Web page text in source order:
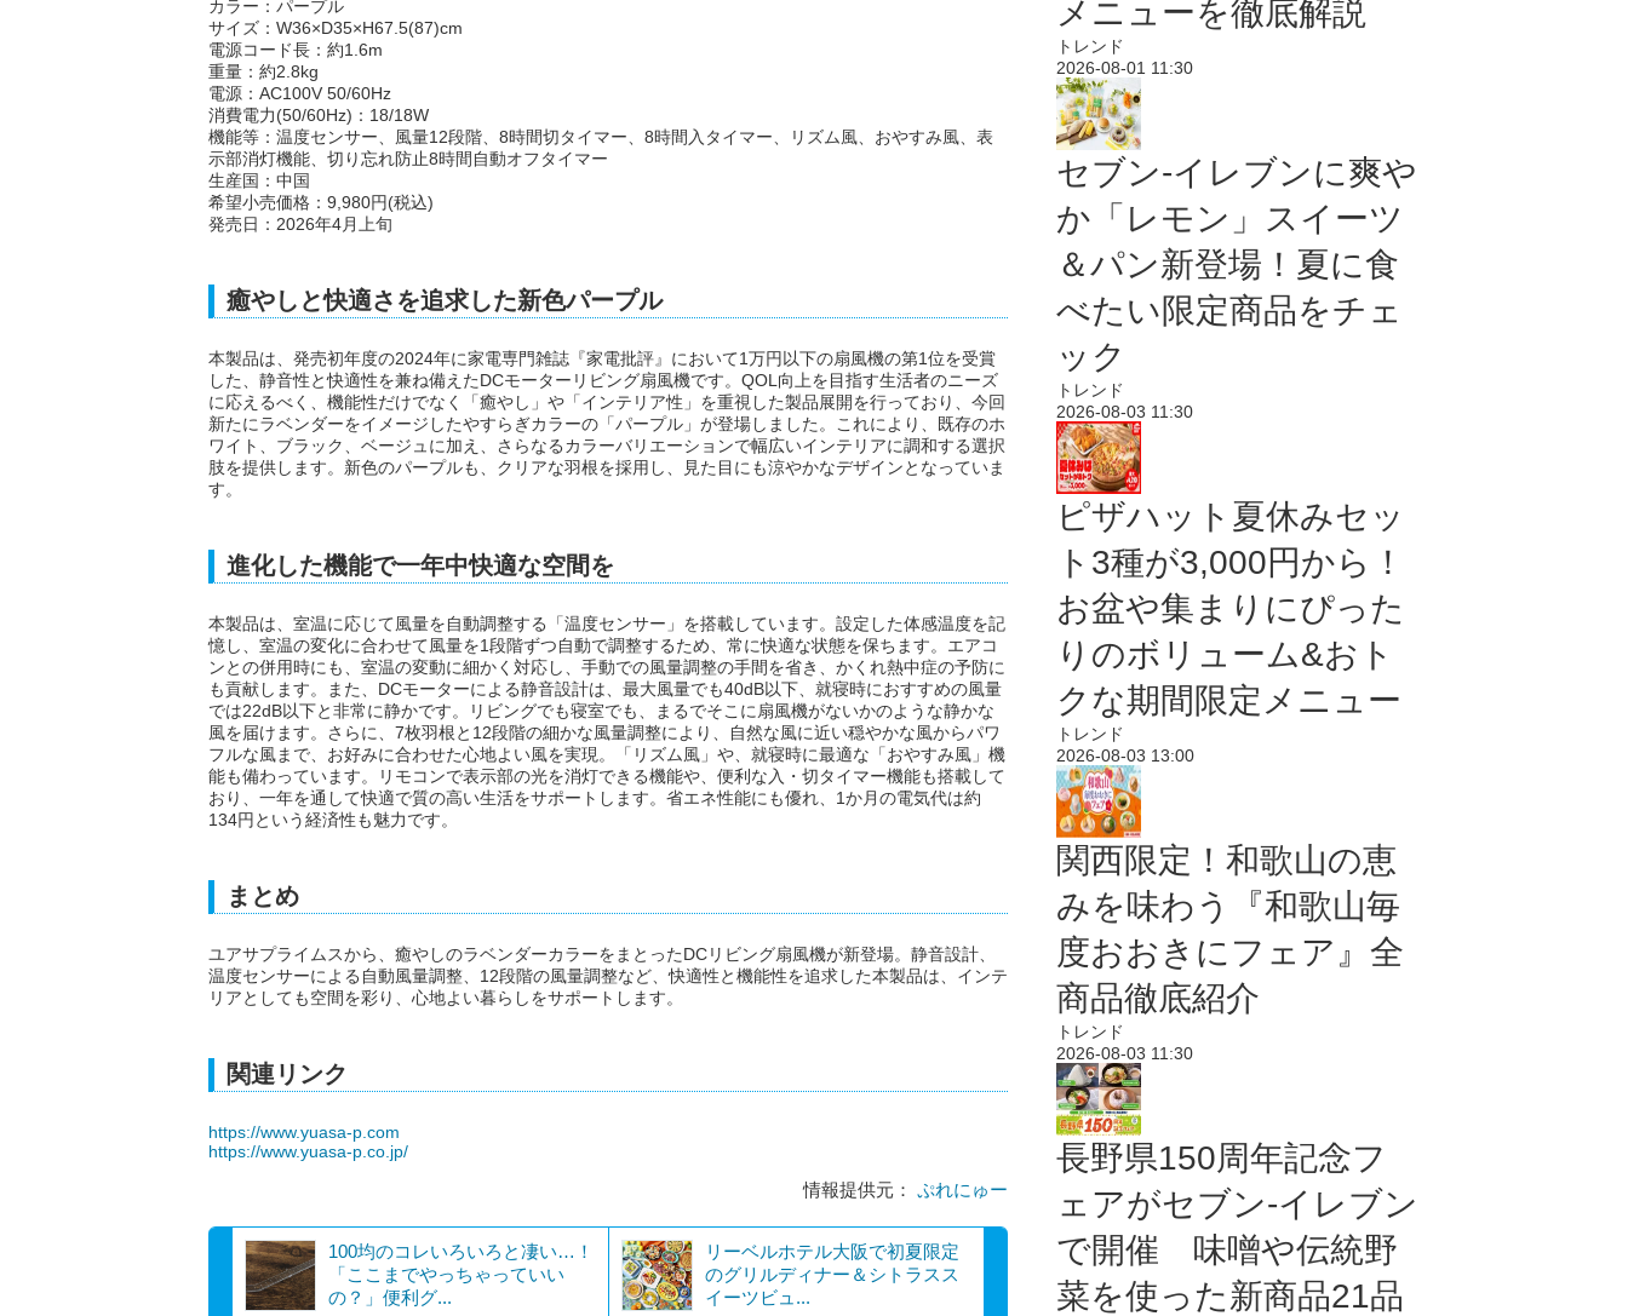
カラー：パープル
サイズ：W36×D35×H67.5(87)cm
電源コード長：約1.6m
重量：約2.8kg
電源：AC100V 50/60Hz
消費電力(50/60Hz)：18/18W
機能等：温度センサー、風量12段階、8時間切タイマー、8時間入タイマー、リズム風、おやすみ風、表
示部消灯機能、切り忘れ防止8時間自動オフタイマー
生産国：中国
希望小売価格：9,980円(税込)
発売日：2026年4月上旬
癒やしと快適さを追求した新色パープル
本製品は、発売初年度の2024年に家電専門雑誌『家電批評』において1万円以下の扇風機の第1位を受賞
した、静音性と快適性を兼ね備えたDCモーターリビング扇風機です。QOL向上を目指す生活者のニーズ
に応えるべく、機能性だけでなく「癒やし」や「インテリア性」を重視した製品展開を行っており、今回
新たにラベンダーをイメージしたやすらぎカラーの「パープル」が登場しました。これにより、既存のホ
ワイト、ブラック、ベージュに加え、さらなるカラーバリエーションで幅広いインテリアに調和する選択
肢を提供します。新色のパープルも、クリアな羽根を採用し、見た目にも涼やかなデザインとなっていま
す。
進化した機能で一年中快適な空間を
本製品は、室温に応じて風量を自動調整する「温度センサー」を搭載しています。設定した体感温度を記
憶し、室温の変化に合わせて風量を1段階ずつ自動で調整するため、常に快適な状態を保ちます。エアコ
ンとの併用時にも、室温の変動に細かく対応し、手動での風量調整の手間を省き、かくれ熱中症の予防に
も貢献します。また、DCモーターによる静音設計は、最大風量でも40dB以下、就寝時におすすめの風量
では22dB以下と非常に静かです。リビングでも寝室でも、まるでそこに扇風機がないかのような静かな
風を届けます。さらに、7枚羽根と12段階の細かな風量調整により、自然な風に近い穏やかな風からパワ
フルな風まで、お好みに合わせた心地よい風を実現。「リズム風」や、就寝時に最適な「おやすみ風」機
能も備わっています。リモコンで表示部の光を消灯できる機能や、便利な入・切タイマー機能も搭載して
おり、一年を通して快適で質の高い生活をサポートします。省エネ性能にも優れ、1か月の電気代は約
134円という経済性も魅力です。
まとめ
ユアサプライムスから、癒やしのラベンダーカラーをまとったDCリビング扇風機が新登場。静音設計、
温度センサーによる自動風量調整、12段階の風量調整など、快適性と機能性を追求した本製品は、インテ
リアとしても空間を彩り、心地よい暮らしをサポートします。
関連リンク
https://www.yuasa-p.com
https://www.yuasa-p.co.jp/
情報提供元： ぷれにゅー
100均のコレいろいろと凄い…！
「ここまでやっちゃっていい
の？」便利グ...
リーベルホテル大阪で初夏限定
のグリルディナー＆シトラスス
イーツビュ...
メニューを徹底解説
トレンド
2026-08-01 11:30
セブン‐イレブンに爽や
か「レモン」スイーツ
＆パン新登場！夏に食
べたい限定商品をチェ
ック
トレンド
2026-08-03 11:30
ピザハット夏休みセッ
ト3種が3,000円から！
お盆や集まりにぴった
りのボリューム&おト
クな期間限定メニュー
トレンド
2026-08-03 13:00
関西限定！和歌山の恵
みを味わう『和歌山毎
度おおきにフェア』全
商品徹底紹介
トレンド
2026-08-03 11:30
長野県150周年記念フ
ェアがセブン-イレブン
で開催 味噌や伝統野
菜を使った新商品21品